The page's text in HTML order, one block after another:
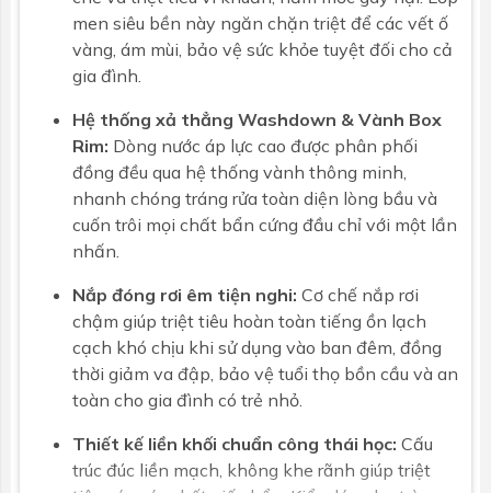
men siêu bền này ngăn chặn triệt để các vết ố
vàng, ám mùi, bảo vệ sức khỏe tuyệt đối cho cả
gia đình.
Hệ thống xả thẳng Washdown & Vành Box
Rim: Dòng nước áp lực cao được phân phối
đồng đều qua hệ thống vành thông minh,
nhanh chóng tráng rửa toàn diện lòng bầu và
cuốn trôi mọi chất bẩn cứng đầu chỉ với một lần
nhấn.
Nắp đóng rơi êm tiện nghi: Cơ chế nắp rơi
chậm giúp triệt tiêu hoàn toàn tiếng ồn lạch
cạch khó chịu khi sử dụng vào ban đêm, đồng
thời giảm va đập, bảo vệ tuổi thọ bồn cầu và an
toàn cho gia đình có trẻ nhỏ.
Thiết kế liền khối chuẩn công thái học: Cấu
trúc đúc liền mạch, không khe rãnh giúp triệt